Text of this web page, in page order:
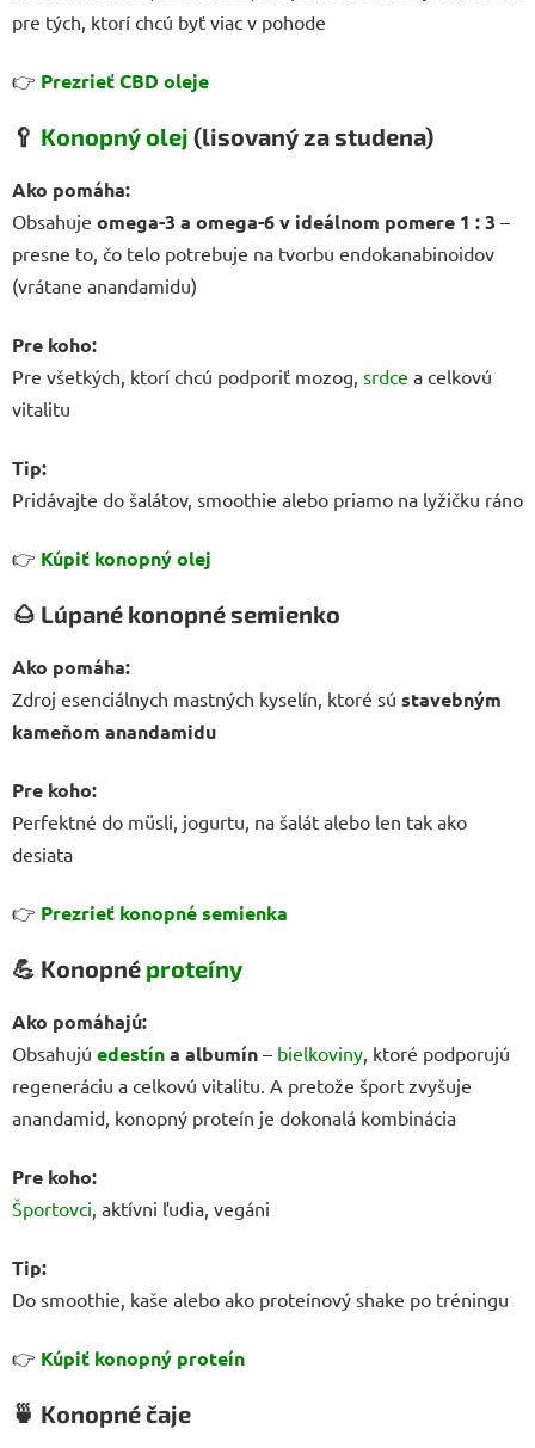
pre tých, ktorí chcú byť viac v pohode
👉 Prezrieť CBD oleje
🥄 Konopný olej (lisovaný za studena)
Ako pomáha:
Obsahuje omega-3 a omega-6 v ideálnom pomere 1 : 3 –
presne to, čo telo potrebuje na tvorbu endokanabinoidov
(vrátane anandamidu)
Pre koho:
Pre všetkých, ktorí chcú podporiť mozog, srdce a celkovú
vitalitu
Tip:
Pridávajte do šalátov, smoothie alebo priamo na lyžičku ráno
👉 Kúpiť konopný olej
🌰 Lúpané konopné semienko
Ako pomáha:
Zdroj esenciálnych mastných kyselín, ktoré sú stavebným
kameňom anandamidu
Pre koho:
Perfektné do müsli, jogurtu, na šalát alebo len tak ako
desiata
👉 Prezrieť konopné semienka
💪 Konopné proteíny
Ako pomáhajú:
Obsahujú edestína albumín – bielkoviny , ktoré podporujú
regeneráciu a celkovú vitalitu. A pretože šport zvyšuje
anandamid, konopný proteín je dokonalá kombinácia
Pre koho:
Športovci , aktívni ľudia, vegáni
Tip:
Do smoothie, kaše alebo ako proteínový shake po tréningu
👉 Kúpiť konopný proteín
🍵 Konopné čaje